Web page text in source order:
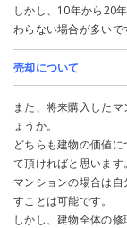
しかし、10年から20
わらない場合が多いで
売却について
また、将来購入した
ょうか。
どちらも建物の価値
て頂ければと思います。
マンションの場合は
すことは可能です。
しかし、建物全体の